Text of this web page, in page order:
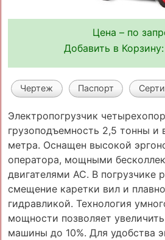
Цена – по
Добавить в Корзину:
Чертеж Паспорт
Электропогрузчик
грузоподъемность 2,5 тонны и
метра. Оснащен высокой
оператора, мощными
двигателями АС. В погрузчике
смещение каретки вил и
гидравликой. Технология
мощности позволяет
машины до 10%. Для удобства